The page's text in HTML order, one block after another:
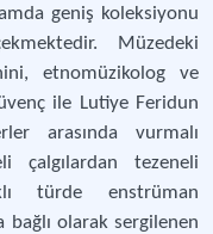
geniş koleksiyonu
Müzedeki
etnomüzikolog ve
ile Lutiye Feridun
arasında vurmalı
çalgılardan tezeneli
türde enstrüman
bağlı olarak sergilenen